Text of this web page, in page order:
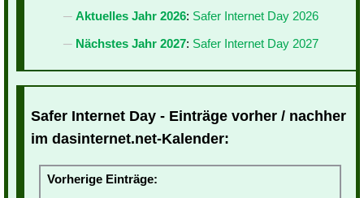
Aktuelles Jahr 2026: Safer Internet Day 2026
Nächstes Jahr 2027: Safer Internet Day 2027
Safer Internet Day - Einträge vorher / nachher
im dasinternet.net-Kalender:
Vorherige Einträge: